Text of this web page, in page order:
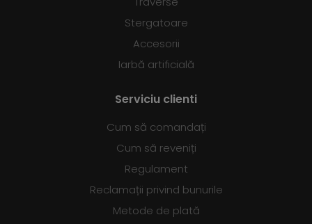
Stergatoare
Accesorii
Iarbă artificială
Serviciu clienti
Cum să comandați
Cum să reveniți
Regulament
Reclamații privind bunurile
Metode de plată